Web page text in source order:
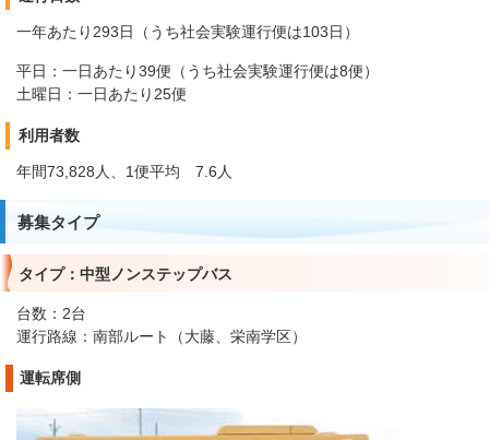
一年あたり293日（うち社会実験運行便は103日）
平日：一日あたり39便（うち社会実験運行便は8便）
土曜日：一日あたり25便
利用者数
年間73,828人、1便平均 7.6人
募集タイプ
タイプ：中型ノンステップバス
台数：2台
運行路線：南部ルート（大藤、栄南学区）
運転席側